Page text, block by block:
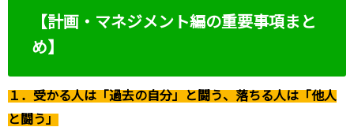
【計画・マネジメント編の重要事項まと
め】
１．受かる人は「過去の自分」と闘う、落ちる人は「他人
と闘う」